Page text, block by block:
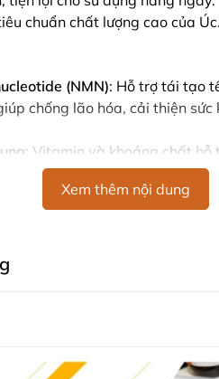
chuẩn chất lượng cao của Úc.
(NMN): Hỗ trợ tái tạo
chống lão hóa, cải thiện
: Vitamin và khoáng chất hỗ
đổi theo công thức nhà sản
không cồn. Khuấy đều
trong ngày.
: Để đạt kết quả tối ưu, duy trì
Xem thêm nội dung